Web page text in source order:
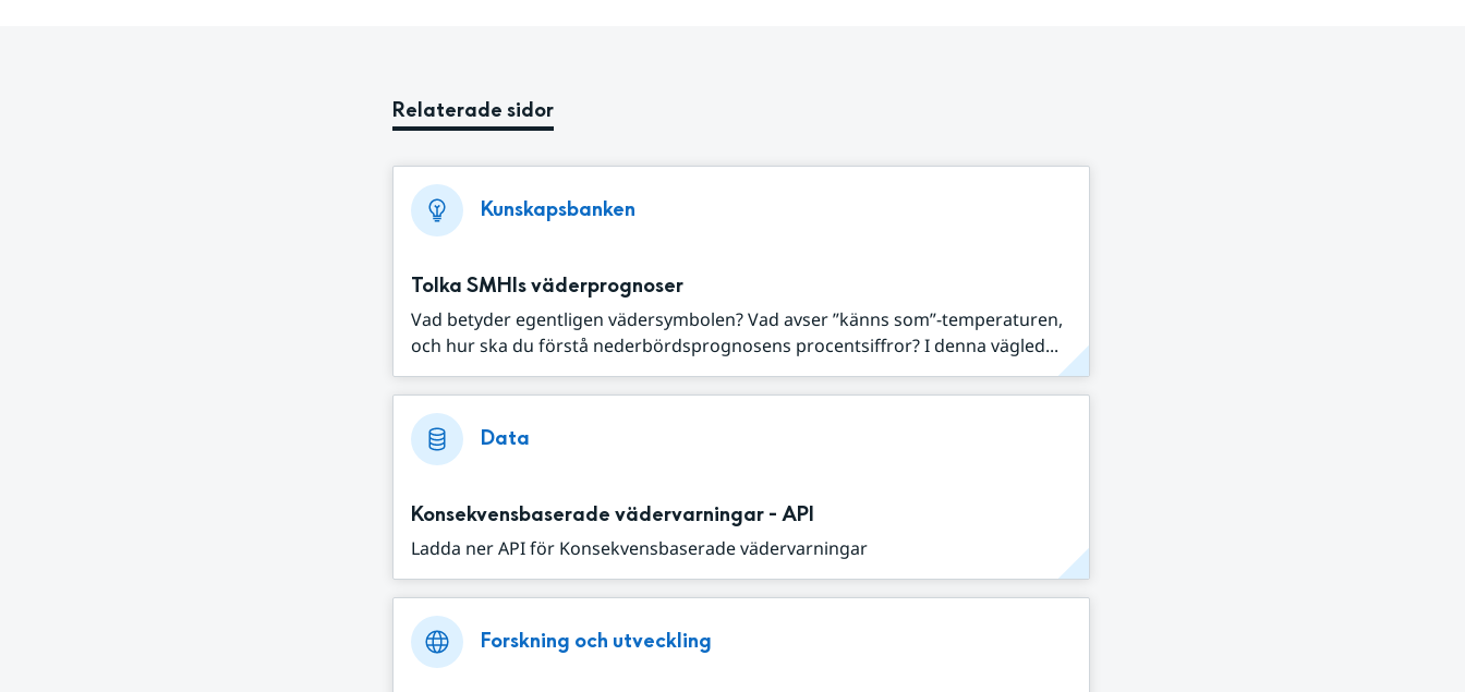
Relaterade sidor
Kunskapsbanken
Tolka SMHIs väderprognoser
Vad betyder egentligen vädersymbolen? Vad avser ”känns som”-temperaturen,
och hur ska du förstå nederbördsprognosens procentsiffror? I denna vägled...
Data
Konsekvensbaserade vädervarningar - API
Ladda ner API för Konsekvensbaserade vädervarningar
Forskning och utveckling